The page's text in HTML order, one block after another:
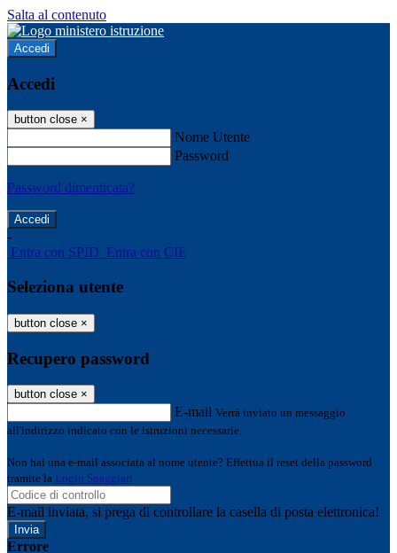
Salta al contenuto
Accedi
Accedi
button close ×
Nome Utente
Password
Password dimenticata?
-
Entra con SPID Entra con CIE
Seleziona utente
button close ×
Recupero password
button close ×
E-mail Verrà inviato un messaggio
all'indirizzo indicato con le istruzioni necessarie.
Non hai una e-mail associata al nome utente? Effettua il reset della password
tramite la Login Spaggiari
E-mail inviata, si prega di controllare la casella di posta elettronica!
Errore